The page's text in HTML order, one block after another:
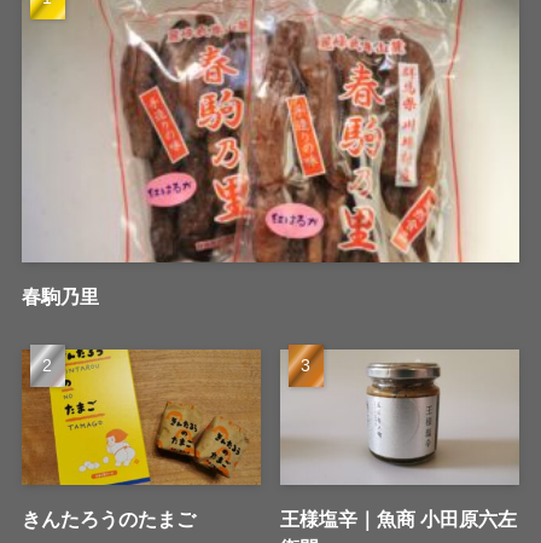
春駒乃里
きんたろうのたまご
王様塩辛｜魚商 小田原六左